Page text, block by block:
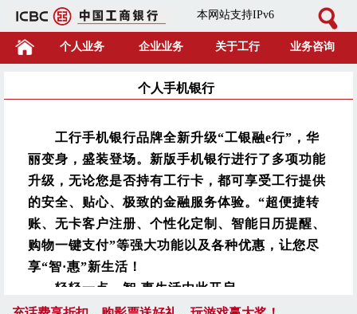
本网站支持IPv6
个人业务 企业业务 关于工行 业务咨询
个人手机银行
工行手机银行品牌全新升级“工银融e行”，华
丽变身，盛装登场。新版手机银行进行了多项功能
升级，无论您是否持有工行卡，都可享受工行提供
的安全、贴心、极致的金融服务体验。“超便捷转
账、无卡客户注册、个性化定制、智能日历提醒、
购物一键支付”等强大功能以及各种优惠，让您尽
享“智·惠”新生活！
轻轻一点，智·惠生活由此开启。